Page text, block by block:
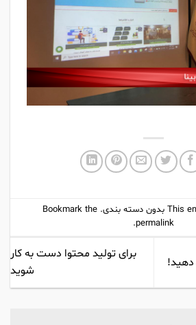
This بدون دسته بندی. Bookmark the
permalink
.
برای تولید محتوا دست به کار
شوید